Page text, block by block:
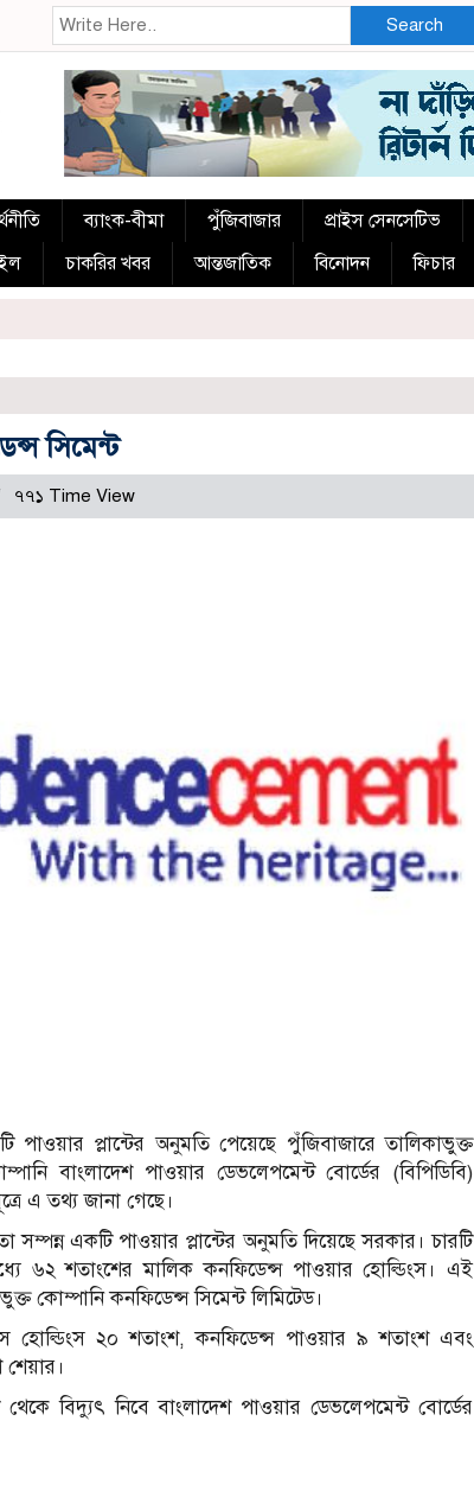
Search
ব্যাংক-বীমা পুঁজিবাজার প্রাইস সেনসেটিভ
চাকরির খবর আন্তজাতিক বিনোদন ফিচার
সিমেন্ট
৭৭১ Time View
প্লান্টের অনুমতি পেয়েছে পুঁজিবাজারে তালিকাভুক্ত
বাংলাদেশ পাওয়ার ডেভলেপমেন্ট বোর্ডের (বিপিডিবি)
এ তথ্য জানা গেছে।
সম্পন্ন একটি পাওয়ার প্লান্টের অনুমতি দিয়েছে সরকার। চারটি
৬২ শতাংশের মালিক কনফিডেন্স পাওয়ার হোল্ডিংস। এই
কোম্পানি কনফিডেন্স সিমেন্ট লিমিটেড।
হোল্ডিংস ২০ শতাংশ, কনফিডেন্স পাওয়ার ৯ শতাংশ এবং
শেয়ার।
বিদ্যুৎ নিবে বাংলাদেশ পাওয়ার ডেভলেপমেন্ট বোর্ডের